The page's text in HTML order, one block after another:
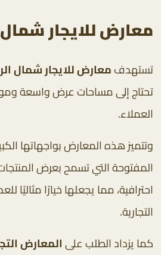
معارض للايجار
تستهدفمعارض للايجار شمال
تحتاج إلى مساحات عرض واسعة
العملاء.
وتتميز هذه المعارض بواجهاتها
المفتوحة التي تسمح بعرض
احترافية، مما يجعلها خيارًا مثاليًا
التجارية.
كما يزداد الطلب علىالمعارض